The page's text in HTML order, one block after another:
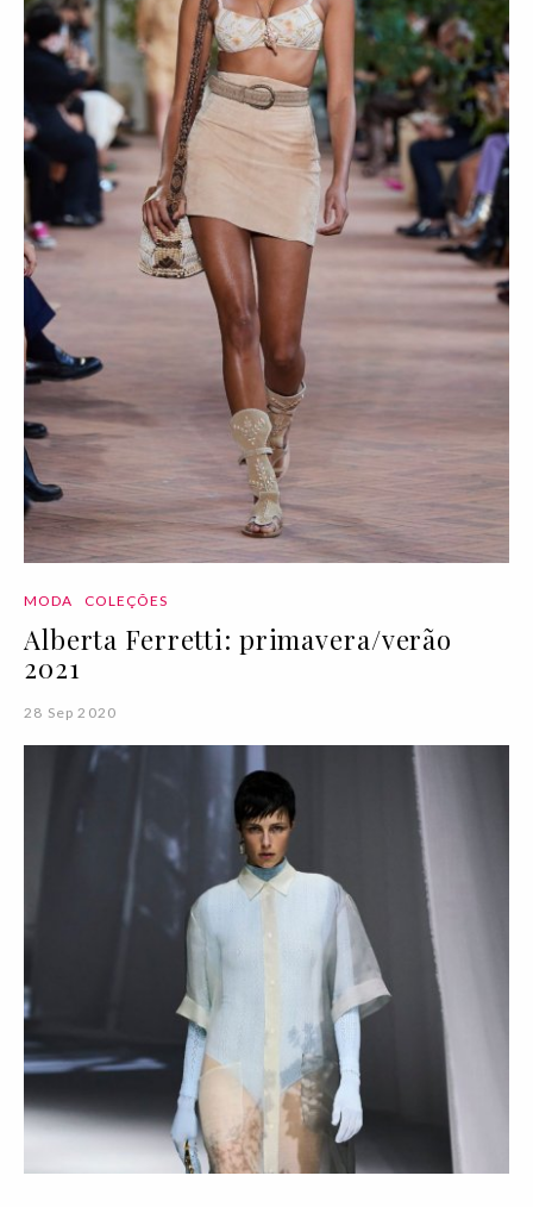
MODA COLEÇÕES
Alberta Ferretti: primavera/verão
2021
28 Sep 2020